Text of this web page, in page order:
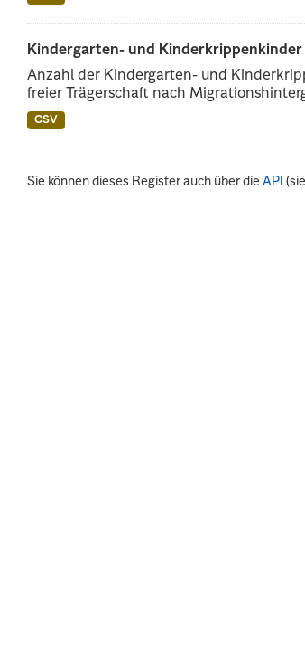
Kindergarten- und
Anzahl der Kindergarten- und
freier Trägerschaft nach
CSV
Sie können dieses Register auch über dieAPI